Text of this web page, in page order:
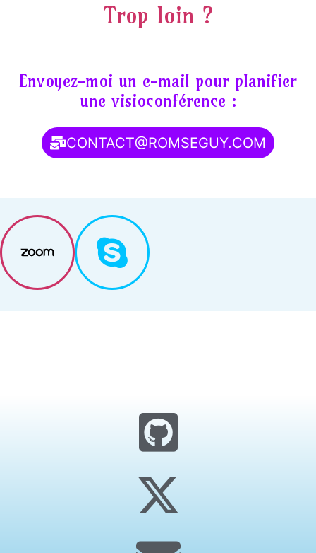
Trop loin ?
Envoyez-moi un e-mail pour planifier
une visioconférence :
CONTACT@ROMSEGUY.COM